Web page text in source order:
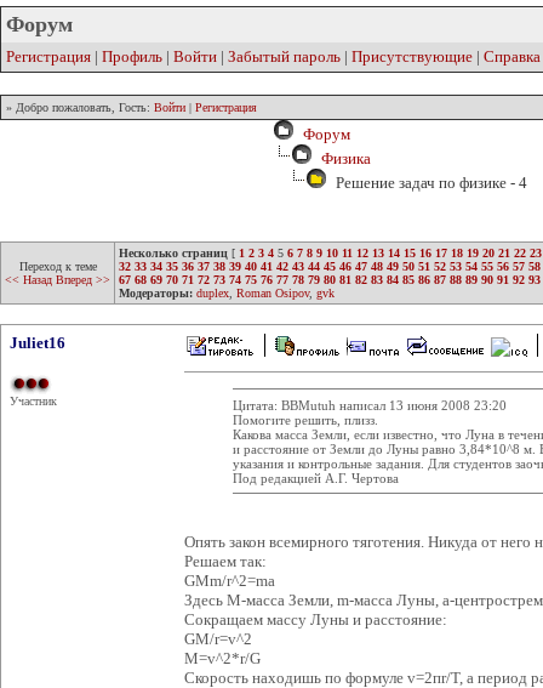
Форум
Регистрация | Профиль | Войти | Забытый пароль | Присутствующие | Справка
» Добро пожаловать, Гость: Войти | Регистрация
Форум
Физика
Решение задач по физике - 4
Переход к теме
<< Назад Вперед >>
Несколько страниц [ 1 2 3 4 5 6 7 8 9 10 11 12 13 14 15 16 17 18 19 20 21 22 23
32 33 34 35 36 37 38 39 40 41 42 43 44 45 46 47 48 49 50 51 52 53 54 55 56 57 58
67 68 69 70 71 72 73 74 75 76 77 78 79 80 81 82 83 84 85 86 87 88 89 90 91 92 93
Модераторы: duplex Roman Osipov, gvk
Juliet16
Участник
Цитата: BBMutuh написал 13 июня 2008 23:20
Помогите решить, плизз.
Какова масса Земли, если известно, что Луна в
и расстояние от Земли до Луны равно 3,84*10^8 м.
указания и контрольные задания. Для студентов
Под редакцией А.Г. Чертова
Опять закон всемирного тяготения. Никуда от него
Решаем так:
GMm/r^2=ma
Здесь M-масса Земли, m-масса Луны, a-
Сокращаем массу Луны и расстояние:
GM/r=v^2
M=v^2*r/G
Скорость находишь по формуле v=2пr/T, а период